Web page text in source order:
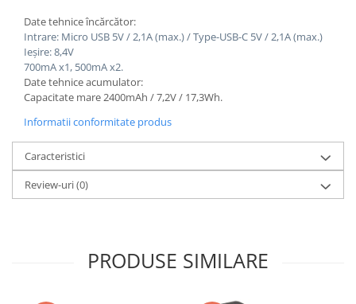
Date tehnice încărcător:
Intrare: Micro USB 5V / 2,1A (max.) / Type-USB-C 5V / 2,1A (max.)
Ieșire: 8,4V
700mA x1, 500mA x2.
Date tehnice acumulator:
Capacitate mare 2400mAh / 7,2V / 17,3Wh.
Informatii conformitate produs
Caracteristici
Review-uri(0)
PRODUSE SIMILARE